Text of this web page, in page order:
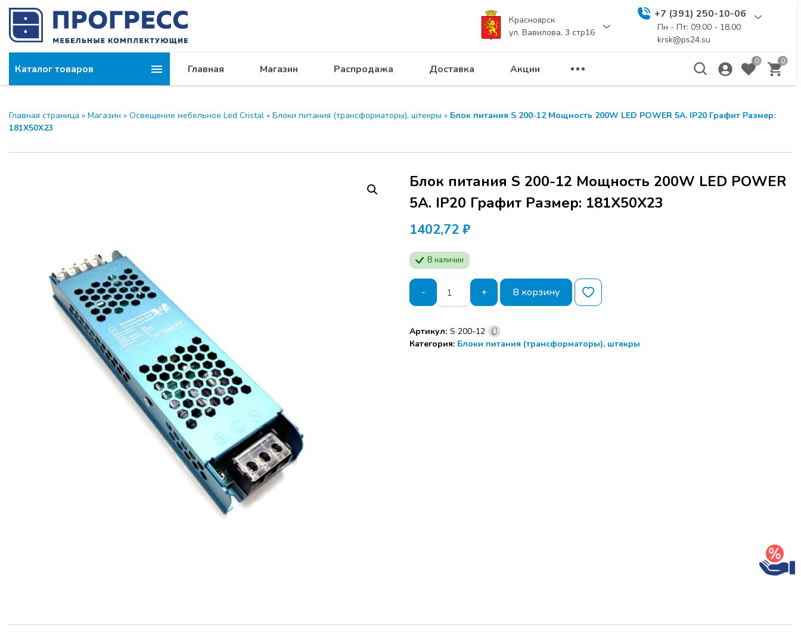
Красноярск
ул. Вавилова, 3 стр16
+7 (391) 250-10-06
Пн - Пт: 09.00 - 18.00
krsk@ps24.su
Каталог товаров Главная Магазин Распродажа Доставка Акции
0 0
Главная страница » Магазин » Освещение мебельное Led Cristal » Блоки питания (трансформаторы), штекры » Блок питания S 200-12 Мощность 200W LED POWER 5А. IP20 Графит Размер:
181Х50Х23
Блок питания S 200-12 Мощность 200W LED POWER
5А. IP20 Графит Размер: 181Х50Х23
1402,72 ₽
В наличии
-
Количество
товара
питания
S
+ В корзину
Артикул: S 200-12
Категория: Блоки питания (трансформаторы), штекры